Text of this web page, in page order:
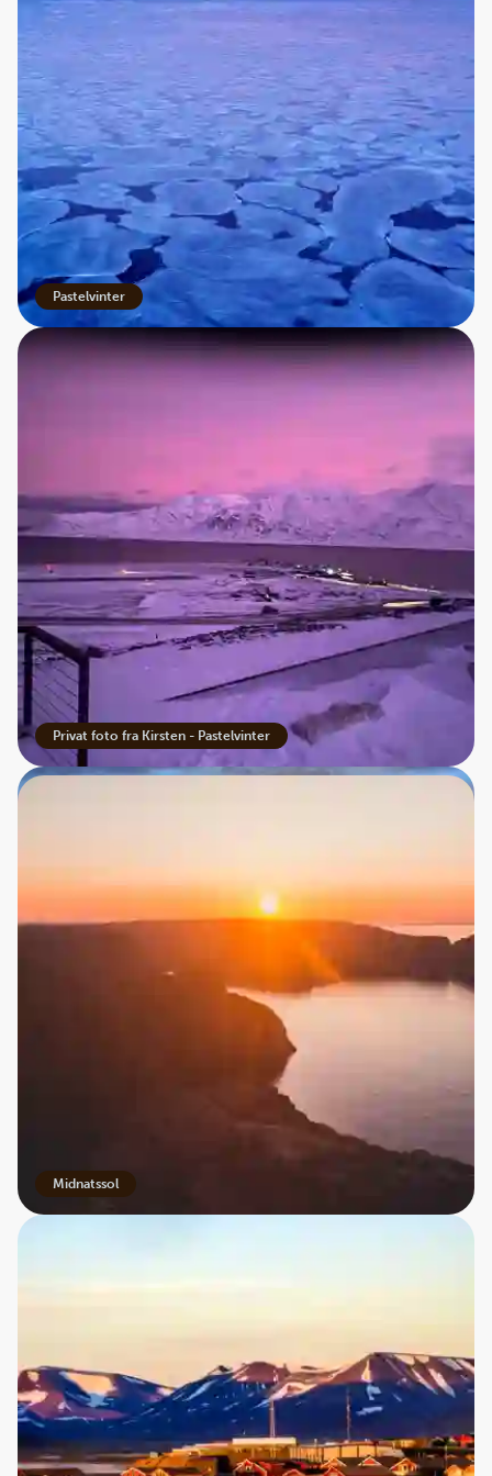
: Efter polarnætterne vender lyset tilbage til
udendørs omgivelser. I nogle uger males hele Svalbard i
bløde pastelfarver af solens skær. Fra midten af marts kan
man igen se forskel på dag og nat. Tiden føles som en ny
begyndelse, som alle med længsel har ventet på. Himlen
har både orange, pink og blå farver - glimt af stråler fra
horisonten. Denne farverige tid er helt poetisk eller
spirituel – det er fantastisk igen at blive ført tilbage til
lyset.
Pastelvinter
Privat foto fra Kirsten - Pastelvinter
Pastelvinter
Midnatssol
sommermånederne er hele øgruppen døgnet rundt badet
i sollys. En oplivende tid, hvor Longyearbyen blomstre
med aktiviteter, og dyrelivet er aktivt. Af hensyn til
fuglelivet er det forbudt at have katte på Svalbard.